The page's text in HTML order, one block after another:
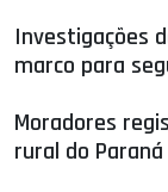
Investigações
marco para
Moradores
rural do Paraná